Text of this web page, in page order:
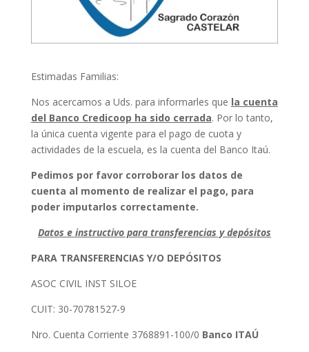
Estimadas Familias:
Nos acercamos a Uds. para informarles que la cuenta
del Banco Credicoop ha sido cerrada. Por lo tanto,
la única cuenta vigente para el pago de cuota y
actividades de la escuela, es la cuenta del Banco Itaú.
Pedimos por favor corroborar los datos de
cuenta al momento de realizar el pago, para
poder imputarlos correctamente.
Datos e instructivo para transferencias y depósitos
PARA TRANSFERENCIAS Y/O DEPÓSITOS
ASOC CIVIL INST SILOE
CUIT: 30-70781527-9
Nro. Cuenta Corriente 3768891-100/0 Banco ITAÚ